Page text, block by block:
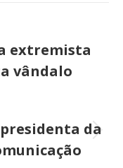
extremista
vândalo
da